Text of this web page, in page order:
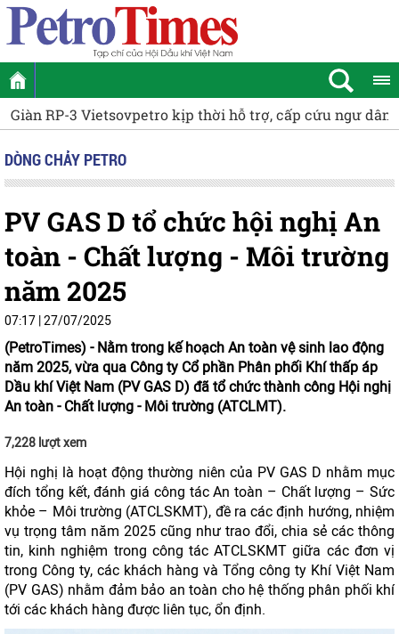
Giàn RP-3 Vietsovpetro kịp thời hỗ trợ, cấp cứu ngư dân
DÒNG CHẢY PETRO
PV GAS D tổ chức hội nghị An
toàn - Chất lượng - Môi trường
năm 2025
07:17 | 27/07/2025
(PetroTimes) - Nằm trong kế hoạch An toàn vệ sinh lao động
năm 2025, vừa qua Công ty Cổ phần Phân phối Khí thấp áp
Dầu khí Việt Nam (PV GAS D) đã tổ chức thành công Hội nghị
An toàn - Chất lượng - Môi trường (ATCLMT).
7,228 lượt xem
Hội nghị là hoạt động thường niên của PV GAS D nhằm mục
đích tổng kết, đánh giá công tác An toàn – Chất lượng – Sức
khỏe – Môi trường (ATCLSKMT), đề ra các định hướng, nhiệm
vụ trọng tâm năm 2025 cũng như trao đổi, chia sẻ các thông
tin, kinh nghiệm trong công tác ATCLSKMT giữa các đơn vị
trong Công ty, các khách hàng và Tổng công ty Khí Việt Nam
(PV GAS) nhằm đảm bảo an toàn cho hệ thống phân phối khí
tới các khách hàng được liên tục, ổn định.